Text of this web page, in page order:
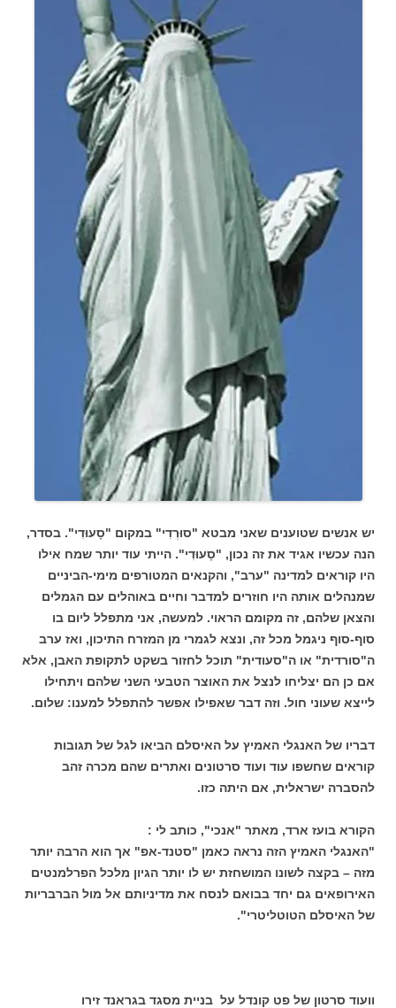
יש אנשים שטוענים שאני מבטא "סוּרְדִי" במקום "סָעוּדִי". בסדר,
הנה עכשיו אגיד את זה נכון, "סָעוּדִי". הייתי עוד יותר שמח אילו
היו קוראים למדינה "ערב", והקנאים המטורפים מימי-הביניים
שמנהלים אותה היו חוזרים למדבר וחיים באוהלים עם הגמלים
והצאן שלהם, זה מקומם הראוי. למעשה, אני מתפלל ליום בו
סוף-סוף ניגמל מכל זה, ונצא לגמרי מן המזרח התיכון, ואז ערב
ה"סורדית" או ה"סעודית" תוכל לחזור בשקט לתקופת האבן, אלא
אם כן הם יצליחו לנצל את האוצר הטבעי השני שלהם ויתחילו
לייצא שעוני חול. וזה דבר שאפילו אפשר להתפלל למענו: שלום.
דבריו של האנגלי האמיץ על האיסלם הביאו לגל של תגובות
קוראים שחשפו עוד ועוד סרטונים ואתרים שהם מכרה זהב
להסברה ישראלית, אם היתה כזו.
הקורא בועז ארד, מאתר "אנכי", כותב לי :
"האנגלי האמיץ הזה נראה כאמן "סטנד-אפ" אך הוא הרבה יותר
מזה – בקצה לשונו המושחזת יש לו יותר הגיון מלכל הפרלמנטים
האירופאים גם יחד בבואם לנסח את מדיניותם אל מול הברבריות
של האיסלם הטוטליטרי".
וועוד סרטון של פט קונדל על בניית מסגד בגראנד זירו